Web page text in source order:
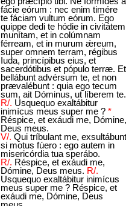
fácie eórum : nec enim timére
te fáciam vultum eórum. Ego
quippe dedi te hódie in civitátem
munítam, et in colúmnam
férream, et in murum ǽreum,
super omnem terram, régibus
Iuda, princípibus eius, et
sacerdótibus et pópulo terræ. Et
bellábunt advérsum te, et non
prævalébunt : quia ego tecum
sum, ait Dóminus, ut líberem te.
R/. Usquequo exaltábitur
inimícus meus super me ? *
Réspice, et exáudi me, Dómine,
Deus meus.
V/. Qui tríbulant me, exsultábunt
si motus fúero : ego autem in
misericórdia tua sperábo.
R/. Réspice, et exáudi me,
Dómine, Deus meus. R/.
Usquequo exaltábitur inimícus
meus super me ? Réspice, et
exáudi me, Dómine, Deus